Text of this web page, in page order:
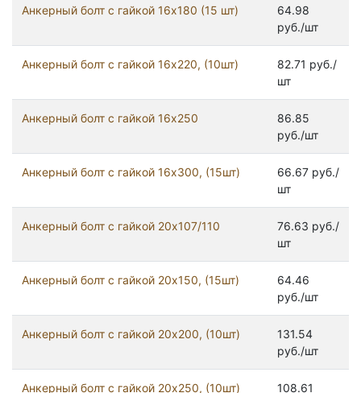
Анкерный болт с гайкой 16x180 (15 шт)
64.98
руб./шт
Анкерный болт с гайкой 16x220, (10шт)
82.71 руб./
шт
Анкерный болт с гайкой 16x250
86.85
руб./шт
Анкерный болт с гайкой 16x300, (15шт)
66.67 руб./
шт
Анкерный болт с гайкой 20x107/110
76.63 руб./
шт
Анкерный болт с гайкой 20x150, (15шт)
64.46
руб./шт
Анкерный болт с гайкой 20x200, (10шт)
131.54
руб./шт
Анкерный болт с гайкой 20x250, (10шт)
108.61